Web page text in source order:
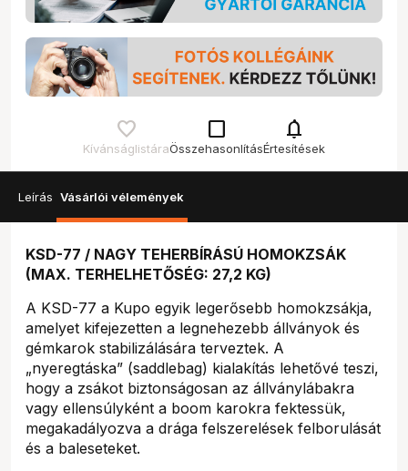
Kívánságlistára
check_box_outline_blank
Összehasonlítás
notifications
Értesítések
Leírás Vásárlói vélemények
KSD-77 / NAGY TEHERBÍRÁSÚ HOMOKZSÁK
(MAX. TERHELHETŐSÉG: 27,2 KG)
A KSD-77 a Kupo egyik legerősebb homokzsákja,
amelyet kifejezetten a legnehezebb állványok és
gémkarok stabilizálására terveztek. A
„nyeregtáska” (saddlebag) kialakítás lehetővé teszi,
hogy a zsákot biztonságosan az állványlábakra
vagy ellensúlyként a boom karokra fektessük,
megakadályozva a drága felszerelések felborulását
és a baleseteket.